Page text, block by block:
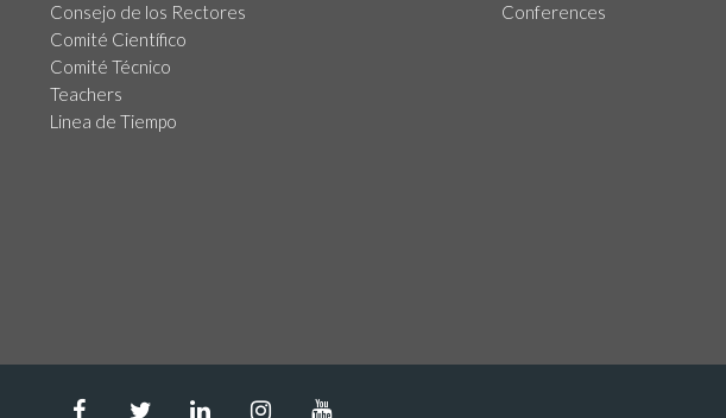
Consejo de los Rectores
Comité Científico
Comité Técnico
Teachers
Linea de Tiempo
Conferences